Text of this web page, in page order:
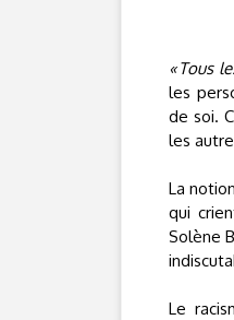
« Tous
les
de soi.
les
La
qui
Solène
Le